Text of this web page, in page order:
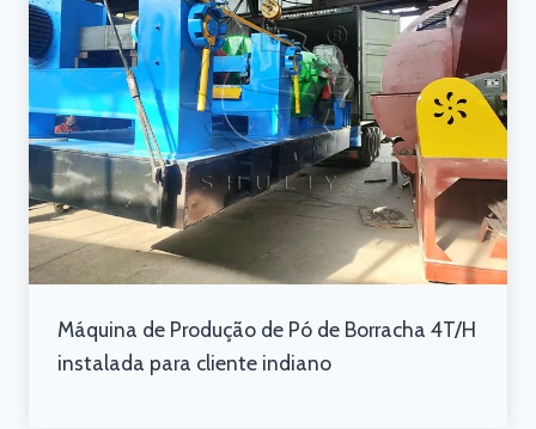
Máquina de Produção de Pó de Borracha 4T/H
instalada para cliente indiano